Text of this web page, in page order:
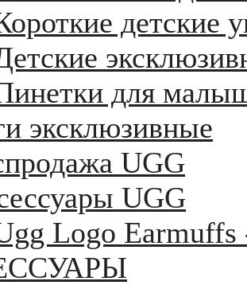
детские
для
эксклюзивные
UGG
UGG
Logo